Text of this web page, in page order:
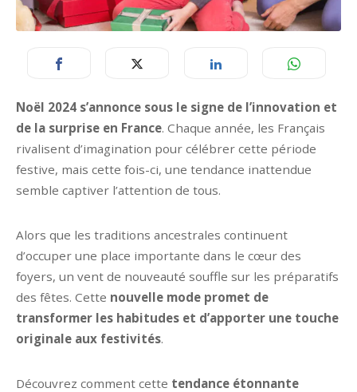
Noël 2024 s’annonce sous le signe de l’innovation et
de la surprise en France. Chaque année, les Français
rivalisent d’imagination pour célébrer cette période
festive, mais cette fois-ci, une tendance inattendue
semble captiver l’attention de tous.
Alors que les traditions ancestrales continuent
d’occuper une place importante dans le cœur des
foyers, un vent de nouveauté souffle sur les préparatifs
des fêtes. Cette nouvelle mode promet de
transformer les habitudes et d’apporter une touche
originale aux festivités.
Découvrez comment cette tendance étonnante